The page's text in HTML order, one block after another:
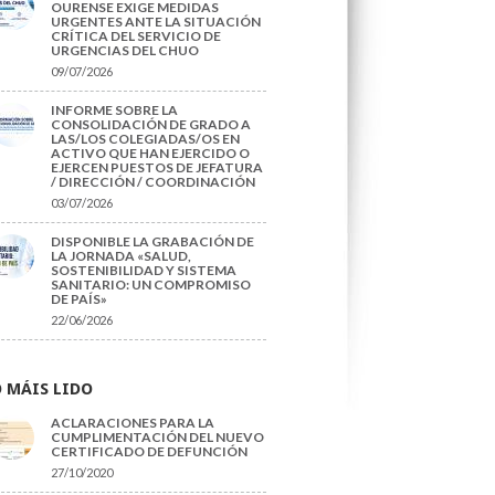
OURENSE EXIGE MEDIDAS
URGENTES ANTE LA SITUACIÓN
CRÍTICA DEL SERVICIO DE
URGENCIAS DEL CHUO
09/07/2026
INFORME SOBRE LA
CONSOLIDACIÓN DE GRADO A
LAS/LOS COLEGIADAS/OS EN
ACTIVO QUE HAN EJERCIDO O
EJERCEN PUESTOS DE JEFATURA
/ DIRECCIÓN / COORDINACIÓN
03/07/2026
DISPONIBLE LA GRABACIÓN DE
LA JORNADA «SALUD,
SOSTENIBILIDAD Y SISTEMA
SANITARIO: UN COMPROMISO
DE PAÍS»
22/06/2026
MÁIS LIDO
ACLARACIONES PARA LA
CUMPLIMENTACIÓN DEL NUEVO
CERTIFICADO DE DEFUNCIÓN
27/10/2020